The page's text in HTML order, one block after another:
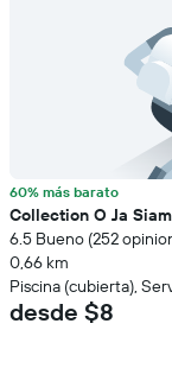
60% más barato
Collection O Ja
6.5 Bueno (252
0,66 km
Piscina (cubierta),
desde $8